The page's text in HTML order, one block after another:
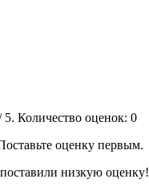
5. Количество оценок: 0
оценку первым.
низкую оценку!